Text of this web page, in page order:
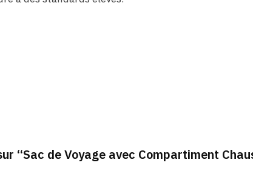
“Sac de Voyage avec Compartiment